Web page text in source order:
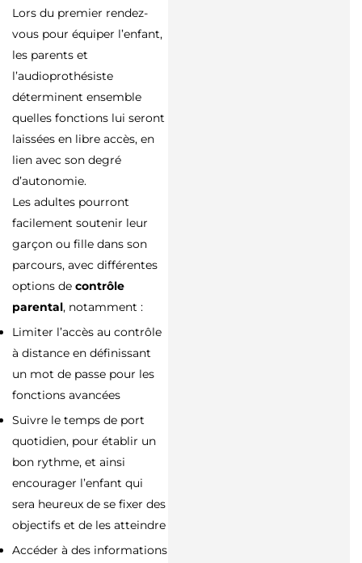
Lors du premier rendez-
vous pour équiper l’enfant,
les parents et
l’audioprothésiste
déterminent ensemble
quelles fonctions lui seront
laissées en libre accès, en
lien avec son degré
d’autonomie.
Les adultes pourront
facilement soutenir leur
garçon ou fille dans son
parcours, avec différentes
options de contrôle
parental, notamment :
Limiter l’accès au contrôle
à distance en définissant
un mot de passe pour les
fonctions avancées
Suivre le temps de port
quotidien, pour établir un
bon rythme, et ainsi
encourager l’enfant qui
sera heureux de se fixer des
objectifs et de les atteindre
Accéder à des informations